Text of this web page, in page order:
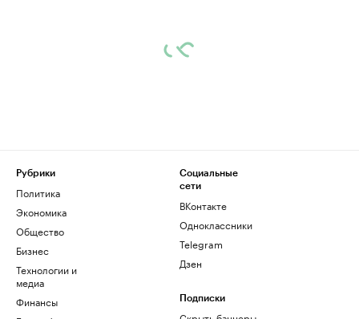
Рубрики
Политика
Экономика
Общество
Бизнес
Технологии и
медиа
Финансы
Социальные
сети
ВКонтакте
Одноклассники
Telegram
Дзен
Подписки